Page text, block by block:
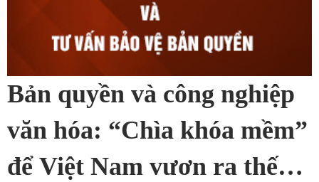
Bản quyền và công nghiệp
văn hóa: “Chìa khóa mềm”
để Việt Nam vươn ra thế